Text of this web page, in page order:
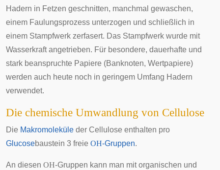
Hadern in Fetzen geschnitten, manchmal gewaschen,
einem Faulungsprozess unterzogen und schließlich in
einem Stampfwerk zerfasert. Das Stampfwerk wurde mit
Wasserkraft angetrieben. Für besondere, dauerhafte und
stark beanspruchte Papiere (Banknoten, Wertpapiere)
werden auch heute noch in geringem Umfang Hadern
verwendet.
Die chemische Umwandlung von Cellulose
Die Makromoleküle der Cellulose enthalten pro
Glucosebaustein 3 freie OH-Gruppen.
An diesen OH-Gruppen kann man mit organischen und